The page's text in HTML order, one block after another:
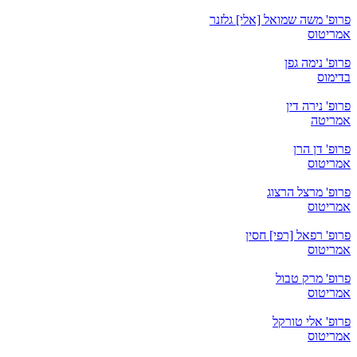
פרופ' משה שמואל [אלי] גלזנר
אמריטוס
פרופ' נימה גפן
בדימוס
פרופ' נירה דין
אמריטה
פרופ' דן הרן
אמריטוס
פרופ' מרצל הרצוג
אמריטוס
פרופ' רפאל [רפי] חסין
אמריטוס
פרופ' מרק טבול
אמריטוס
פרופ' אלי טורקל
אמריטוס